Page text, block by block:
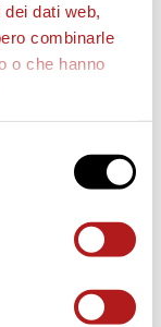
dati web,
combinarle
o che hanno